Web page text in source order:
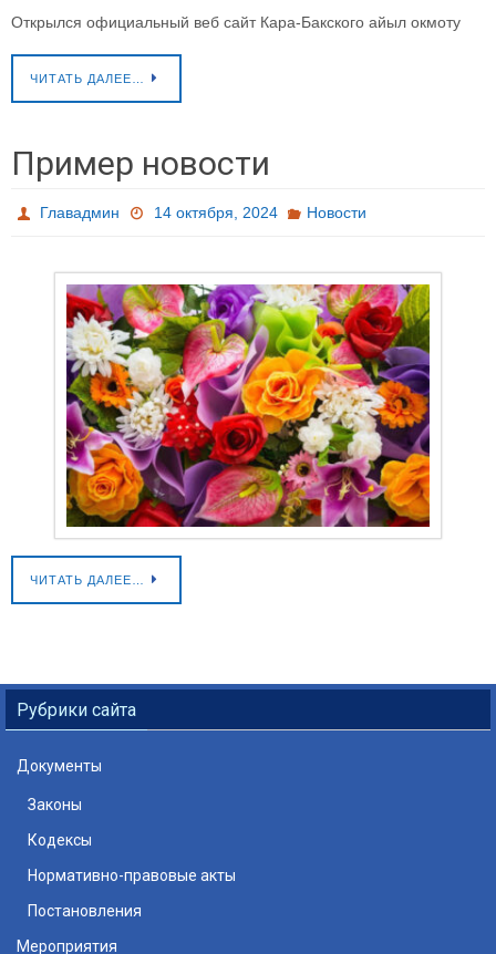
Открылся официальный веб сайт Кара-Бакского айыл окмоту
ЧИТАТЬ ДАЛЕЕ…
Пример новости
Главадмин 14 октября, 2024 Новости
ЧИТАТЬ ДАЛЕЕ…
Рубрики сайта
Документы
Законы
Кодексы
Нормативно-правовые акты
Постановления
Мероприятия